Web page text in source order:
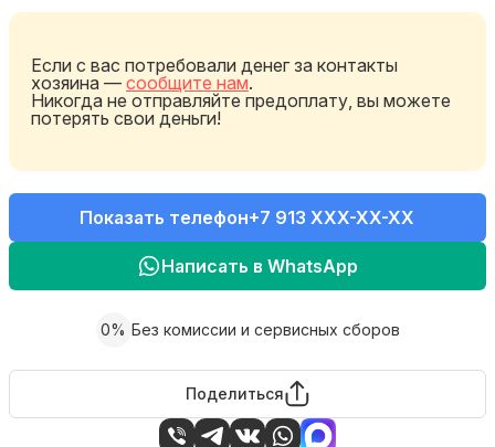
Если с вас потребовали денег за контакты
хозяина — сообщите нам.
Никогда не отправляйте предоплату, вы можете
потерять свои деньги!
Показать телефон+7 913 XXX-XX-XX
Написать в WhatsApp
0% Без комиссии и сервисных сборов
Поделиться